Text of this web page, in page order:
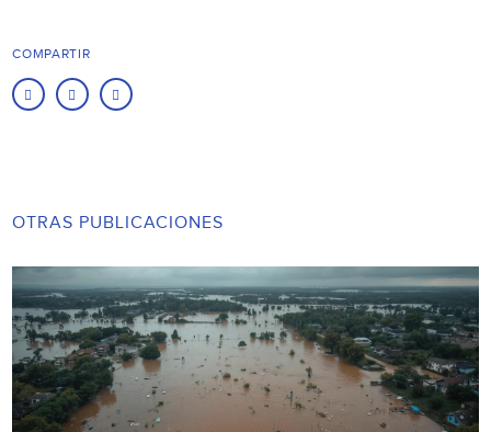
COMPARTIR
OTRAS PUBLICACIONES